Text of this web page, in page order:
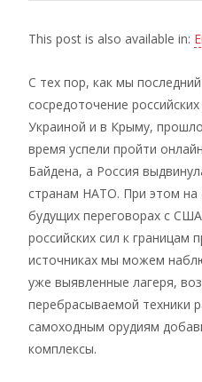
This post is also available in:
С тех пор, как мы
сосредоточение
Украиной и в Крыму,
время успели пройти
Байдена, а Россия
странам НАТО. При этом на
будущих переговорах с
российских сил к
источниках мы можем
уже выявленные лагеря,
перебрасываемой техники
самоходным орудиям
комплексы.